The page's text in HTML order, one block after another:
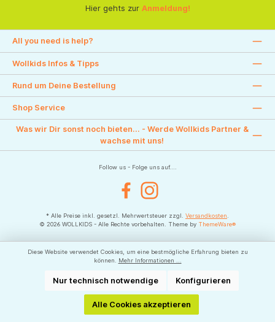
Hier gehts zur Anmeldung!
All you need is help?
Wollkids Infos & Tipps
Rund um Deine Bestellung
Shop Service
Was wir Dir sonst noch bieten... - Werde Wollkids Partner &
wachse mit uns!
Follow us - Folge uns auf....
FacebookInstagram
* Alle Preise inkl. gesetzl. Mehrwertsteuer zzgl. Versandkosten
© 2026 WOLLKIDS - Alle Rechte vorbehalten. Theme by ThemeWare®
Diese Website verwendet Cookies, um eine bestmögliche Erfahrung bieten zu
können.
Mehr Informationen ...
Nur technisch notwendige Konfigurieren
Alle Cookies akzeptieren